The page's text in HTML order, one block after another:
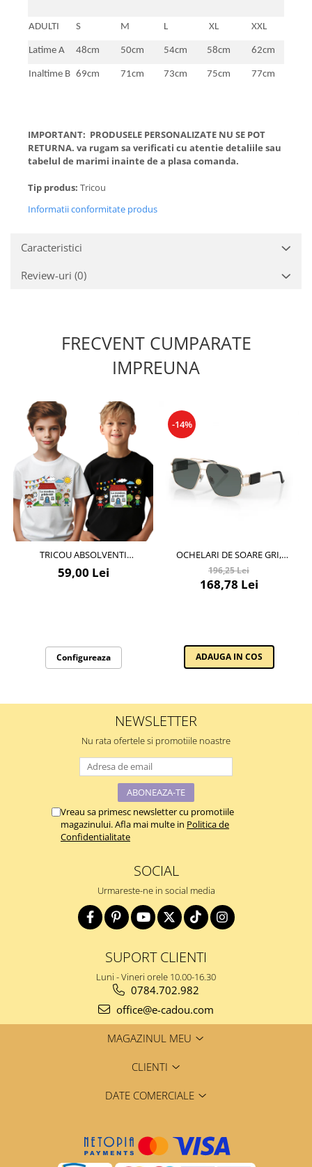
ADULTI S M L XL XXL
Latime A 48cm 50cm 54cm 58cm 62cm
Inaltime B 69cm 71cm 73cm 75cm 77cm
IMPORTANT: PRODUSELE PERSONALIZATE NU SE POT
RETURNA. va rugam sa verificati cu atentie detaliile sau
tabelul de marimi inainte de a plasa comanda.
Tip produs: Tricou
Informatii conformitate produs
Caracteristici
Review-uri (0)
FRECVENT CUMPARATE
IMPREUNA
TRICOU ABSOLVENTI
GRADINITA – BUMBAC 100%
PENTRU COPII ȘI PROFESORI
59,00 Lei
Configureaza
-14%
OCHELARI DE SOARE GRI,
PENTRU BARBATI, DANIEL
KLEIN SUNGLASSES, DK3268-2
196,25 Lei
168,78 Lei
ADAUGA IN COS
NEWSLETTER
Nu rata ofertele si promotiile noastre
Vreau sa primesc newsletter cu promotiile
magazinului. Afla mai multe in Politica de
Confidentialitate
SOCIAL
Urmareste-ne in social media
SUPORT CLIENTI
Luni - Vineri orele 10.00-16.30
0784.702.982
office@e-cadou.com
MAGAZINUL MEU
CLIENTI
DATE COMERCIALE